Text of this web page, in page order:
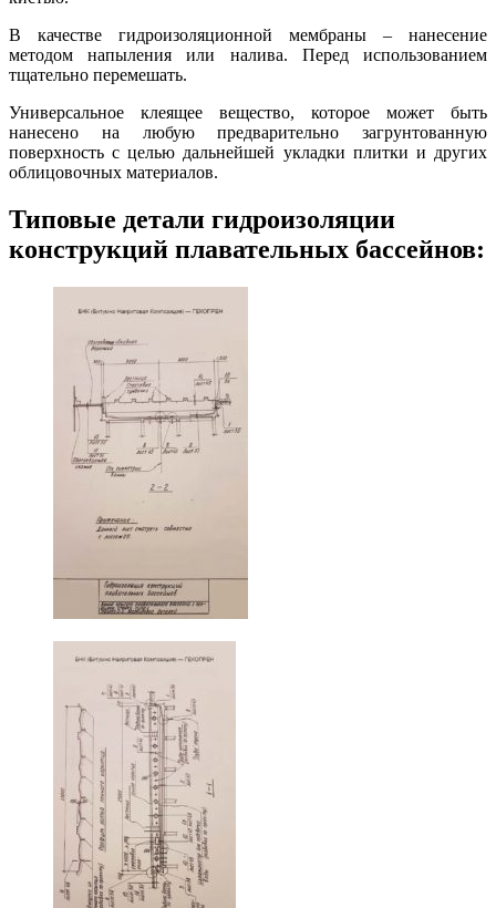
В качестве гидроизоляционной мембраны – нанесение
методом напыления или налива. Перед использованием
тщательно перемешать.
Универсальное клеящее вещество, которое может быть
нанесено на любую предварительно загрунтованную
поверхность с целью дальнейшей укладки плитки и других
облицовочных материалов.
Типовые детали гидроизоляции
конструкций плавательных бассейнов: